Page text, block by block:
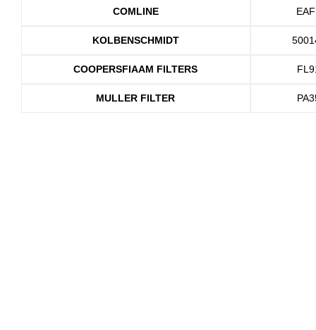
COMLINE
KOLBENSCHMIDT
COOPERSFIAAM FILTERS
MULLER FILTER